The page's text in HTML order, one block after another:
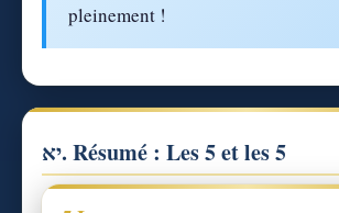
pleinement !
יא. Résumé : Les 5 et les 5